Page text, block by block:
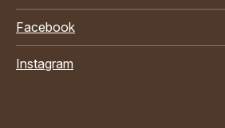
Facebook
Instagram